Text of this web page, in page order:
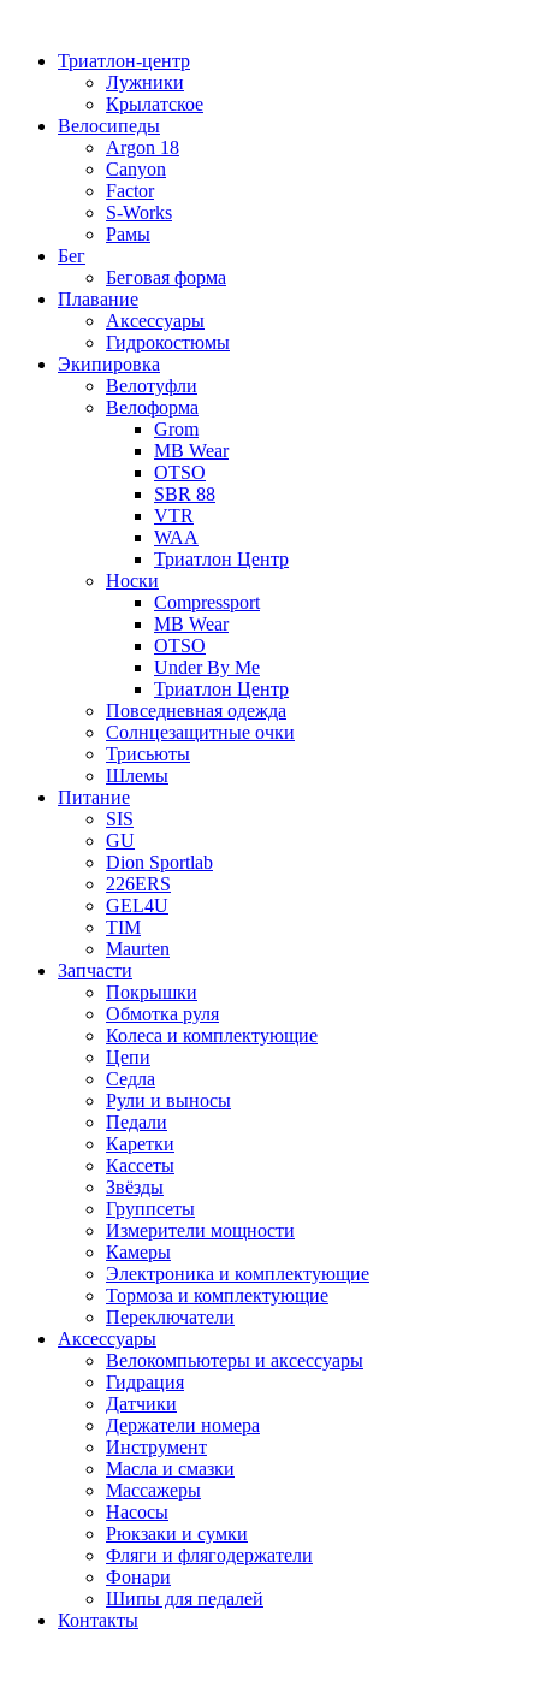
содержимому
Триатлон-центр
Лужники
Крылатское
Велосипеды
Argon 18
Canyon
Factor
S-Works
Рамы
Бег
Беговая форма
Плавание
Аксессуары
Гидрокостюмы
Экипировка
Велотуфли
Велоформа
Grom
MB Wear
OTSO
SBR 88
VTR
WAA
Триатлон Центр
Носки
Compressport
MB Wear
OTSO
Under By Me
Триатлон Центр
Повседневная одежда
Солнцезащитные очки
Трисьюты
Шлемы
Питание
SIS
GU
Dion Sportlab
226ERS
GEL4U
TIM
Maurten
Запчасти
Покрышки
Обмотка руля
Колеса и комплектующие
Цепи
Седла
Рули и выносы
Педали
Каретки
Кассеты
Звёзды
Группсеты
Измерители мощности
Камеры
Электроника и комплектующие
Тормоза и комплектующие
Переключатели
Аксессуары
Велокомпьютеры и аксессуары
Гидрация
Датчики
Держатели номера
Инструмент
Масла и смазки
Массажеры
Насосы
Рюкзаки и сумки
Фляги и флягодержатели
Фонари
Шипы для педалей
Контакты